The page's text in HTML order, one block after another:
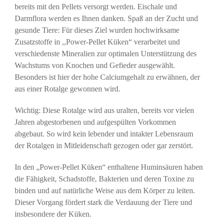
bereits mit den Pellets versorgt werden. Eischale und
Darmflora werden es Ihnen danken. Spaß an der Zucht und
gesunde Tiere: Für dieses Ziel wurden hochwirksame
Zusatzstoffe in ,,Power-Pellet Küken“ verarbeitet und
verschiedenste Mineralien zur optimalen Unterstützung des
Wachstums von Knochen und Gefieder ausgewählt.
Besonders ist hier der hohe Calciumgehalt zu erwähnen, der
aus einer Rotalge gewonnen wird.
Wichtig: Diese Rotalge wird aus uralten, bereits vor vielen
Jahren abgestorbenen und aufgespülten Vorkommen
abgebaut. So wird kein lebender und intakter Lebensraum
der Rotalgen in Mitleidenschaft gezogen oder gar zerstört.
In den „Power-Pellet Küken“ enthaltene Huminsäuren haben
die Fähigkeit, Schadstoffe, Bakterien und deren Toxine zu
binden und auf natürliche Weise aus dem Körper zu leiten.
Dieser Vorgang fördert stark die Verdauung der Tiere und
insbesondere der Küken.